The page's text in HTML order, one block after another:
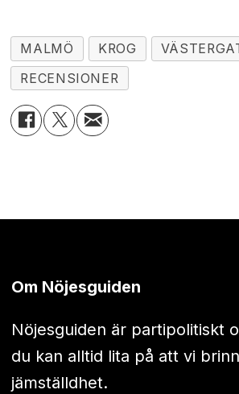
MALMÖ KROG
RECENSIONER
Om Nöjesguiden
Nöjesguiden är partipolitiskt
du kan alltid lita på att vi
jämställdhet.